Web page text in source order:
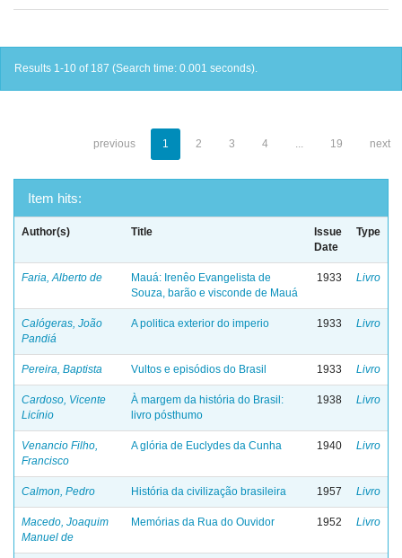
Results 1-10 of 187 (Search time: 0.001 seconds).
previous 1 2 3 4 ... 19 next
Item hits:
Author(s) Title
Issue
Date
Type
Faria, Alberto de
Mauá: Irenêo Evangelista de
Souza, barão e visconde de Mauá
1933 Livro
Calógeras, João
Pandiá
A politica exterior do imperio 1933 Livro
Pereira, Baptista Vultos e episódios do Brasil 1933 Livro
Cardoso, Vicente
Licínio
À margem da história do Brasil:
livro pósthumo
1938 Livro
Venancio Filho,
Francisco
A glória de Euclydes da Cunha 1940 Livro
Calmon, Pedro História da civilização brasileira 1957 Livro
Macedo, Joaquim
Manuel de
Memórias da Rua do Ouvidor 1952 Livro